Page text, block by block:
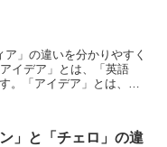
」の違いを分かりやすく
イデア」とは、「英語
。「アイデア」とは、
ン」と「チェロ」の違